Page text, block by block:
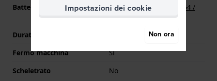
Batteria
Batteria Renata R364 364 /
SR621SW
Durata della batteria
Fermo macchina
Si
Scheletrato
No
Impostazioni dei cookie
Non ora